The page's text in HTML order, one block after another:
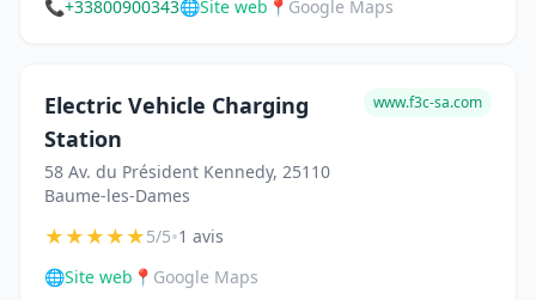
📞+33800900343🌐Site web 📍 Google Maps
Electric Vehicle Charging
Station
58 Av. du Président Kennedy, 25110
Baume-les-Dames
www.f3c-sa.com
★★★★★5/5•1 avis
🌐Site web 📍 Google Maps